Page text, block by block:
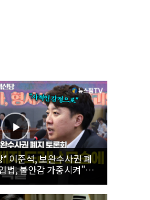
이준석, 보완수사권 폐
법, 불안감 가중시켜"｜
완수사권 폐지 토론회